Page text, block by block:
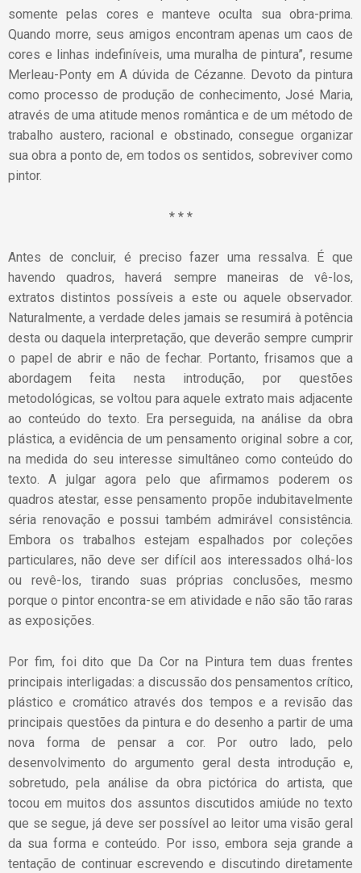
somente pelas cores e manteve oculta sua obra-prima.
Quando morre, seus amigos encontram apenas um caos de
cores e linhas indefiníveis, uma muralha de pintura”, resume
Merleau-Ponty em A dúvida de Cézanne. Devoto da pintura
como processo de produção de conhecimento, José Maria,
através de uma atitude menos romântica e de um método de
trabalho austero, racional e obstinado, consegue organizar
sua obra a ponto de, em todos os sentidos, sobreviver como
pintor.
* * *
Antes de concluir, é preciso fazer uma ressalva. É que
havendo quadros, haverá sempre maneiras de vê-los,
extratos distintos possíveis a este ou aquele observador.
Naturalmente, a verdade deles jamais se resumirá à potência
desta ou daquela interpretação, que deverão sempre cumprir
o papel de abrir e não de fechar. Portanto, frisamos que a
abordagem feita nesta introdução, por questões
metodológicas, se voltou para aquele extrato mais adjacente
ao conteúdo do texto. Era perseguida, na análise da obra
plástica, a evidência de um pensamento original sobre a cor,
na medida do seu interesse simultâneo como conteúdo do
texto. A julgar agora pelo que afirmamos poderem os
quadros atestar, esse pensamento propõe indubitavelmente
séria renovação e possui também admirável consistência.
Embora os trabalhos estejam espalhados por coleções
particulares, não deve ser difícil aos interessados olhá-los
ou revê-los, tirando suas próprias conclusões, mesmo
porque o pintor encontra-se em atividade e não são tão raras
as exposições.
Por fim, foi dito que Da Cor na Pintura tem duas frentes
principais interligadas: a discussão dos pensamentos crítico,
plástico e cromático através dos tempos e a revisão das
principais questões da pintura e do desenho a partir de uma
nova forma de pensar a cor. Por outro lado, pelo
desenvolvimento do argumento geral desta introdução e,
sobretudo, pela análise da obra pictórica do artista, que
tocou em muitos dos assuntos discutidos amiúde no texto
que se segue, já deve ser possível ao leitor uma visão geral
da sua forma e conteúdo. Por isso, embora seja grande a
tentação de continuar escrevendo e discutindo diretamente